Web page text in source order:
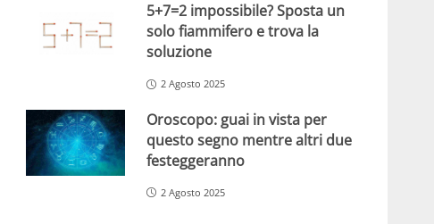
5+7=2 impossibile? Sposta un
solo fiammifero e trova la
soluzione
2 Agosto 2025
Oroscopo: guai in vista per
questo segno mentre altri due
festeggeranno
2 Agosto 2025